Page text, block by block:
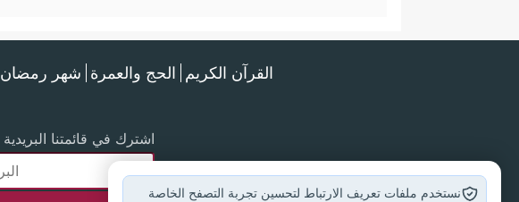
القرآن الكريم الحج والعمرة شهر رمضان
اشترك في قائمتنا البريدية
نستخدم ملفات تعريف الارتباط لتحسين تجربة التصفح الخاصة